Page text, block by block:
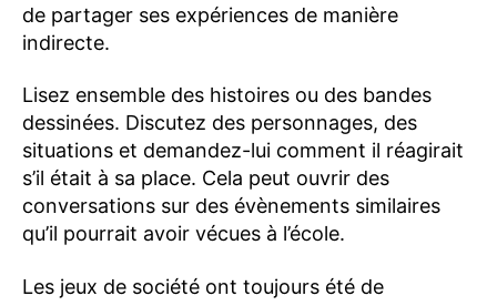
de partager ses expériences de manière
indirecte.
Lisez ensemble des histoires ou des bandes
dessinées. Discutez des personnages, des
situations et demandez-lui comment il réagirait
s’il était à sa place. Cela peut ouvrir des
conversations sur des évènements similaires
qu’il pourrait avoir vécues à l’école.
Les jeux de société ont toujours été de